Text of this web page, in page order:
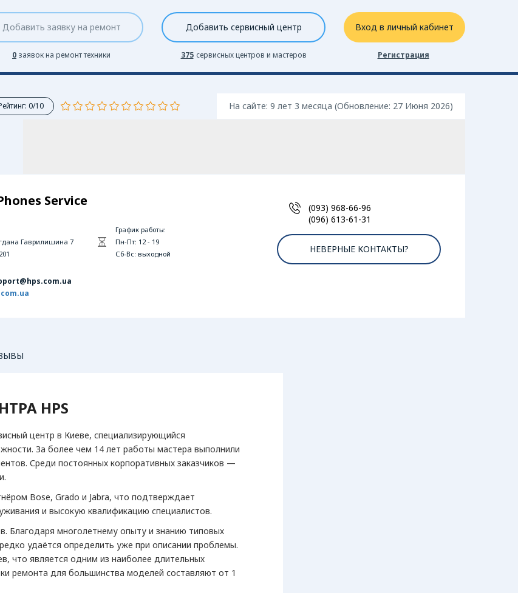
Добавить заявку на ремонт
0 заявок на ремонт техники
Добавить сервисный центр
375 сервисных центров и мастеров
Вход в личный кабинет
Регистрация
0/10 На сайте: 9 лет 3 месяцa (Обновление: 27 Июня 2026)
Service
Гаврилишина 7
График работы:
Пн-Пт: 12 - 19
Сб-Вс: выходной
(093) 968-66-96
(096) 613-61-31
НЕВЕРНЫЕ КОНТАКТЫ?
HPS
центр в Киеве, специализирующийся
За более чем 14 лет работы мастера выполнили
Среди постоянных корпоративных заказчиков —
Bose, Grado и Jabra, что подтверждает
и высокую квалификацию специалистов.
Благодаря многолетнему опыту и знанию типовых
удаётся определить уже при описании проблемы.
что является одним из наиболее длительных
ремонта для большинства моделей составляют от 1